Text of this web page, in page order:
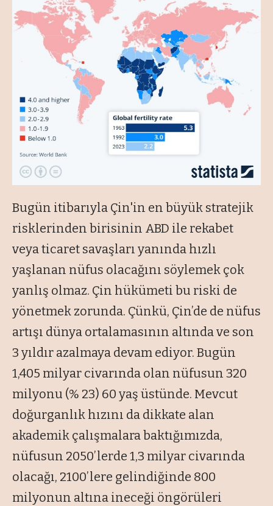
Bugün itibarıyla Çin'in en büyük stratejik
risklerinden birisinin ABD ile rekabet
veya ticaret savaşları yanında hızlı
yaşlanan nüfus olacağını söylemek çok
yanlış olmaz. Çin hükümeti bu riski de
yönetmek zorunda. Çünkü, Çin’de de nüfus
artışı dünya ortalamasının altında ve son
3 yıldır azalmaya devam ediyor. Bugün
1,405 milyar civarında olan nüfusun 320
milyonu (% 23) 60 yaş üstünde. Mevcut
doğurganlık hızını da dikkate alan
akademik çalışmalara baktığımızda,
nüfusun 2050’lerde 1,3 milyar civarında
olacağı, 2100’lere gelindiğinde 800
milyonun altına ineceği öngörüleri